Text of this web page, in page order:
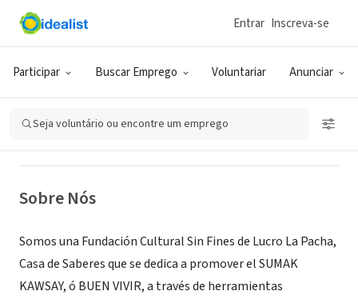
Participar Buscar Emprego Voluntariar Anunciar
Entrar Inscreva-se
Seja voluntário ou encontre um emprego
ONG (SETOR SOCIAL)
La Pacha, Casa de Saberes
Sobre Nós
Somos una Fundación Cultural Sin Fines de Lucro La Pacha,
Casa de Saberes que se dedica a promover el SUMAK
KAWSAY, ó BUEN VIVIR, a través de herramientas